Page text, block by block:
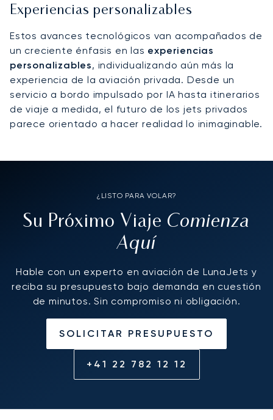
Experiencias personalizables
Estos avances tecnológicos van acompañados de
un creciente énfasis en las experiencias
personalizables, individualizando aún más la
experiencia de la aviación privada. Desde un
servicio a bordo impulsado por IA hasta itinerarios
de viaje a medida, el futuro de los jets privados
parece orientado a hacer realidad lo inimaginable.
¿LISTO PARA VOLAR?
Su Próximo Viaje Comienza
Aquí
Hable con un experto en aviación de LunaJets y
reciba su presupuesto bajo demanda en cuestión
de minutos. Sin compromiso ni obligación.
SOLICITAR PRESUPUESTO
+41 22 782 12 12